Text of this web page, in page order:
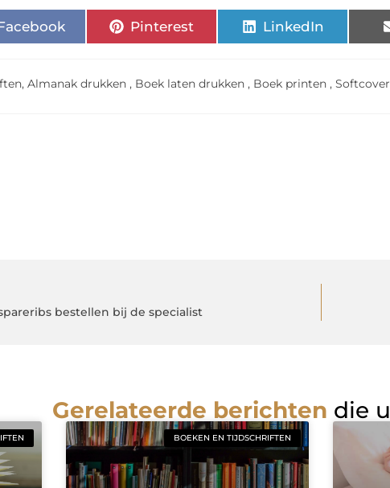
Pinterest LinkedIn
,Almanak drukken , Boek laten drukken , Boek printen ,
bestellen bij de specialist
Gerelateerde berichten die
BOEKEN EN TIJDSCHRIFTEN